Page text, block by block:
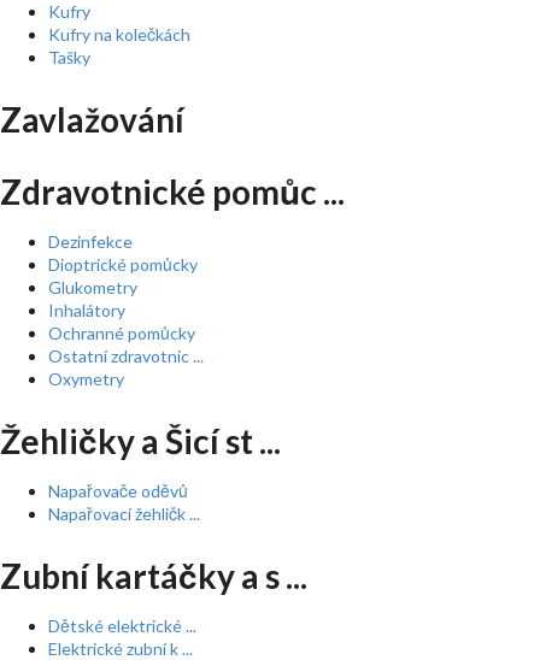
Kufry
Kufry na kolečkách
Tašky
Zavlažování
Zdravotnické pomůc ...
Dezinfekce
Dioptrické pomůcky
Glukometry
Inhalátory
Ochranné pomůcky
Ostatní zdravotnic ...
Oxymetry
Žehličky a Šicí st ...
Napařovače oděvů
Napařovací žehličk ...
Zubní kartáčky a s ...
Dětské elektrické ...
Elektrické zubní k ...